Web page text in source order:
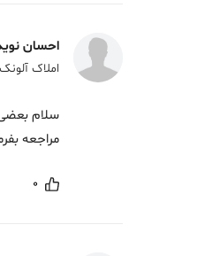
احسان
املاک آلونک
سلام بعضی
مراجعه
0